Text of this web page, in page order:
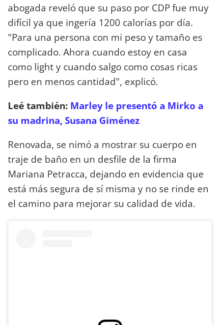
abogada reveló que su paso por CDP fue muy
difícil ya que ingería 1200 calorías por día.
"Para una persona con mi peso y tamaño es
complicado. Ahora cuando estoy en casa
como light y cuando salgo como cosas ricas
pero en menos cantidad", explicó.
Leé también: Marley le presentó a Mirko a
su madrina, Susana Giménez
Renovada, se nimó a mostrar su cuerpo en
traje de baño en un desfile de la firma
Mariana Petracca, dejando en evidencia que
está más segura de sí misma y no se rinde en
el camino para mejorar su calidad de vida.